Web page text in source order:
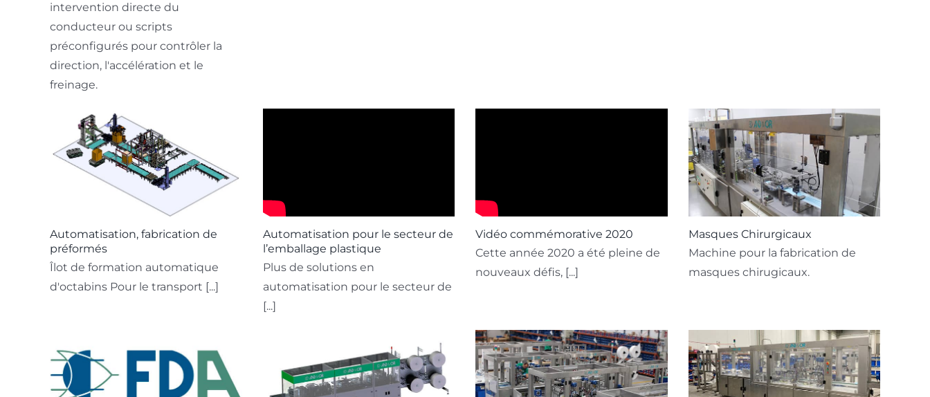
intervention directe du
conducteur ou scripts
préconfigurés pour contrôler la
direction, l'accélération et le
freinage.
Automatisation, fabrication de
préformés
Îlot de formation automatique
d'octabins Pour le transport [...]
Automatisation pour le secteur de
l’emballage plastique
Plus de solutions en
automatisation pour le secteur de
[...]
Vidéo commémorative 2020
Cette année 2020 a été pleine de
nouveaux défis, [...]
Masques Chirurgicaux
Machine pour la fabrication de
masques chirugicaux.